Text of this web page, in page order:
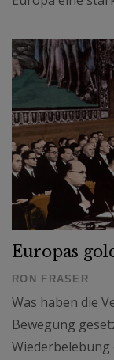
Europas
RON FRASER
Was haben die
Bewegung
Wiederbelebung